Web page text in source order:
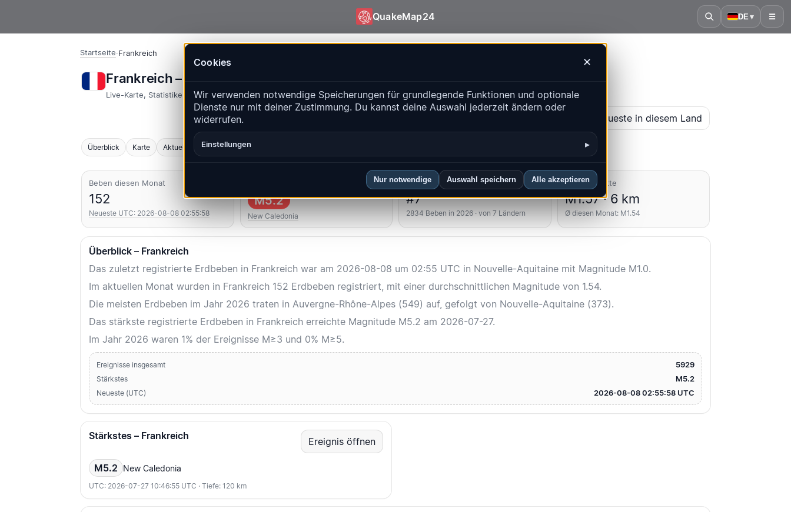
QuakeMap24 DE ▾ ☰
Cookies ✕
Wir verwenden notwendige Speicherungen für grundlegende Funktionen und optionale
Dienste nur mit deiner Zustimmung. Du kannst deine Auswahl jederzeit ändern oder
widerrufen.
Einstellungen ▸
Nur notwendige Auswahl speichern Alle akzeptieren
Startseite·Frankreich
Frankreich – Erdbeben | QuakeMap24
Live-Karte, Statistiken und aktuelle Ereignisse
Neueste in diesem Land
Überblick Karte Aktuell Diagramme Top-Regionen
Beben diesen Monat
152
Neueste UTC: 2026-08-08 02:55:58
M5.2
New Caledonia
Länderrang
#7
2834 Beben in 2026 · von 7 Ländern
Durchschnitte
M1.57 · 6 km
Ø diesen Monat: M1.54
Überblick – Frankreich
Das zuletzt registrierte Erdbeben in Frankreich war am 2026-08-08 um 02:55 UTC in Nouvelle-Aquitaine mit Magnitude M1.0.
Im aktuellen Monat wurden in Frankreich 152 Erdbeben registriert, mit einer durchschnittlichen Magnitude von 1.54.
Die meisten Erdbeben im Jahr 2026 traten in Auvergne-Rhône-Alpes (549) auf, gefolgt von Nouvelle-Aquitaine (373).
Das stärkste registrierte Erdbeben in Frankreich erreichte Magnitude M5.2 am 2026-07-27.
Im Jahr 2026 waren 1% der Ereignisse M≥3 und 0% M≥5.
Ereignisse insgesamt 5929
Stärkstes M5.2
Neueste (UTC) 2026-08-08 02:55:58 UTC
Stärkstes – Frankreich Ereignis öffnen
M5.2 New Caledonia
UTC: 2026-07-27 10:46:55 UTC · Tiefe: 120 km